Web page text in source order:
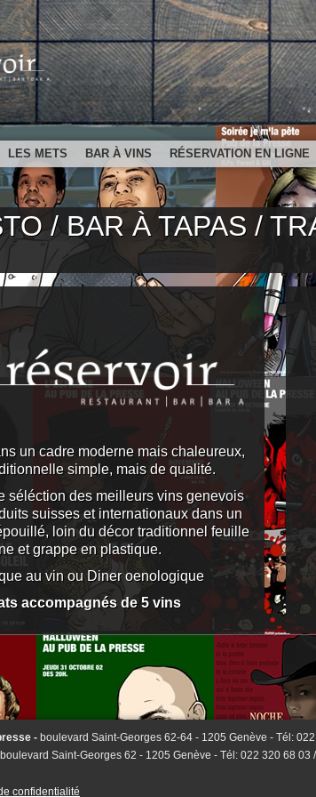
LES METS BAR À VINS RÉSERVATION EN LIGNE
/ BAR À TAPAS /
un cadre moderne mais chaleureux,
simple, mais de qualité.
séléction des meilleurs vins genevois
suisses et internationaux dans un
loin du décor traditionnel feuille
et grappe en plastique.
au vin ou Diner oenologique
accompagnés de 5 vins
- boulevard Saint-Georges 62-64 - 1205 Genève - Tél:
boulevard Saint-Georges 62 - 1205 Genève - Tél: 022 320 68 03
confidentialité